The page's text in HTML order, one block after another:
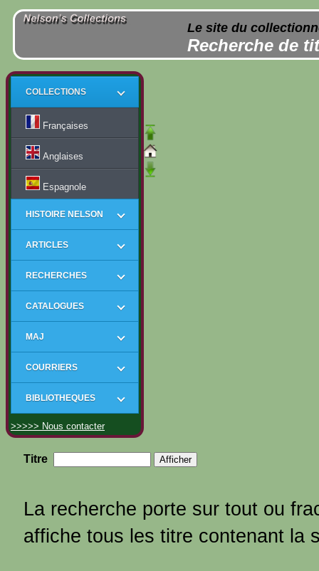
Le site du
Recherche de
COLLECTIONS
Françaises
Anglaises
Espagnole
HISTOIRE NELSON
ARTICLES
RECHERCHES
CATALOGUES
MAJ
COURRIERS
BIBLIOTHEQUES
>>>>> Nous contacter
Titre
La recherche porte sur tout ou
affiche tous les titre contenant la